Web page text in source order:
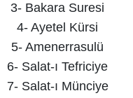
3- Bakara Suresi
4- Ayetel Kürsi
5- Amenerrasulü
6- Salat-ı Tefriciye
7- Salat-ı Münciye